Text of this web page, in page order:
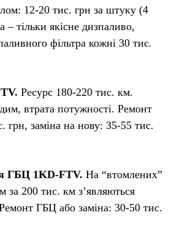
12-20 тис. грн за штуку (4
тільки якісне дизпаливо,
фільтра кожні 30 тис.
Ресурс 180-220 тис. км.
втрата потужності. Ремонт
грн, заміна на нову: 35-55 тис.
ГБЦ 1KD-FTV. На “втомлених”
за 200 тис. км з’являються
ГБЦ або заміна: 30-50 тис.